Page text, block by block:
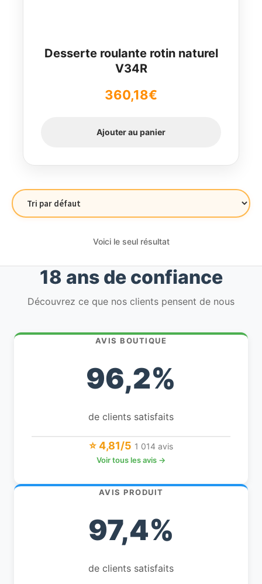
Desserte roulante rotin naturel
V34R
360,18€
Ajouter au panier
Voici le seul résultat
18 ans de confiance
Découvrez ce que nos clients pensent de nous
AVIS BOUTIQUE
96,2%
de clients satisfaits
⭐ 4,81/5 1 014 avis
Voir tous les avis →
AVIS PRODUIT
97,4%
de clients satisfaits